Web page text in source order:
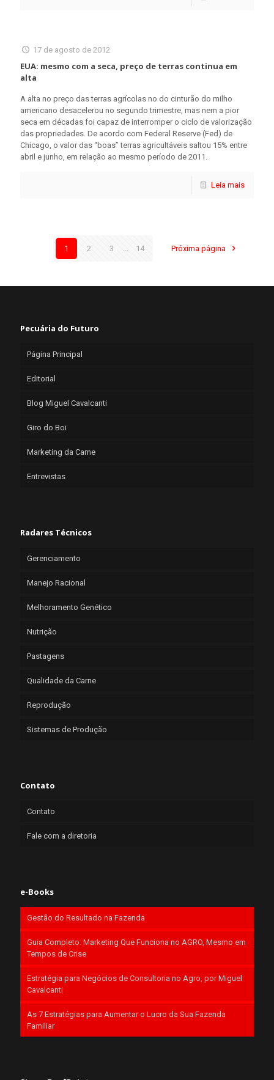
17 de agosto de 2012
EUA: mesmo com a seca, preço de terras continua em
alta
A alta no preço das terras agrícolas no do cinturão do milho
americano desacelerou no segundo trimestre, mas nem a pior
seca em décadas foi capaz de interromper o ciclo de valorização
das propriedades. De acordo com Federal Reserve (Fed) de
Chicago, o valor das “boas” terras agricultáveis saltou 15% entre
abril e junho, em relação ao mesmo período de 2011.
Leia mais
1 2 3 ... 14 Próxima página
Pecuária do Futuro
Página Principal
Editorial
Blog Miguel Cavalcanti
Giro do Boi
Marketing da Carne
Entrevistas
Radares Técnicos
Gerenciamento
Manejo Racional
Melhoramento Genético
Nutrição
Pastagens
Qualidade da Carne
Reprodução
Sistemas de Produção
Contato
Contato
Fale com a diretoria
e-Books
Gestão do Resultado na Fazenda
Guia Completo: Marketing Que Funciona no AGRO, Mesmo em
Tempos de Crise
Estratégia para Negócios de Consultoria no Agro, por Miguel
Cavalcanti
As 7 Estratégias para Aumentar o Lucro da Sua Fazenda
Familiar